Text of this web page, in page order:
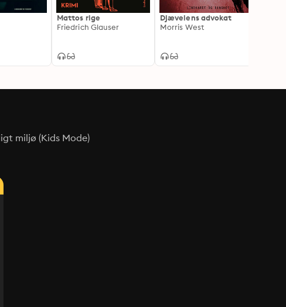
Mattos rige
Friedrich Glauser
Djævelens advokat
Morris West
miljø (Kids Mode)